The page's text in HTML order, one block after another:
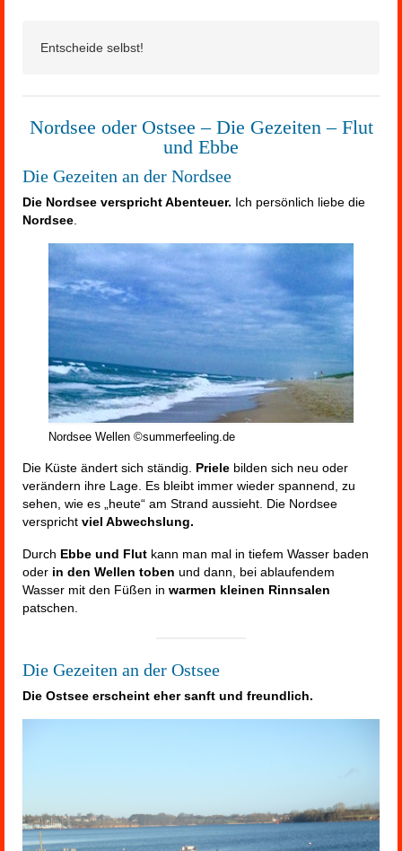
Entscheide selbst!
Nordsee oder Ostsee – Die Gezeiten – Flut
und Ebbe
Die Gezeiten an der Nordsee
Die Nordsee verspricht Abenteuer. Ich persönlich liebe die
Nordsee
Nordsee Wellen ©summerfeeling.de
Die Küste ändert sich ständig. Priele bilden sich neu oder
verändern ihre Lage. Es bleibt immer wieder spannend, zu
sehen, wie es „heute“ am Strand aussieht. Die Nordsee
verspricht viel Abwechslung.
Durch Ebbe und Flut kann man mal in tiefem Wasser baden
oder in den Wellen toben und dann, bei ablaufendem
Wasser mit den Füßen in warmen kleinen Rinnsalen
patschen.
Die Gezeiten an der Ostsee
Die Ostsee erscheint eher sanft und freundlich.